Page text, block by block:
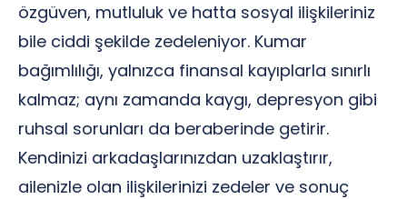
özgüven, mutluluk ve hatta sosyal ilişkileriniz
bile ciddi şekilde zedeleniyor. Kumar
bağımlılığı, yalnızca finansal kayıplarla sınırlı
kalmaz; aynı zamanda kaygı, depresyon gibi
ruhsal sorunları da beraberinde getirir.
Kendinizi arkadaşlarınızdan uzaklaştırır,
ailenizle olan ilişkilerinizi zedeler ve sonuç